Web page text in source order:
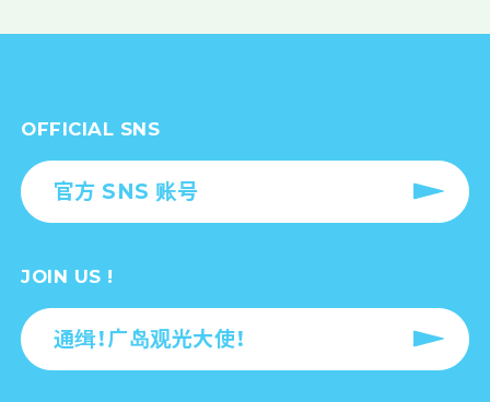
OFFICIAL SNS
官方 SNS 账号
JOIN US !
通缉！广岛观光大使！